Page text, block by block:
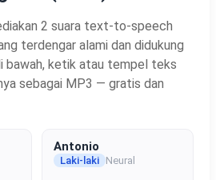
2 suara text-to-speech
terdengar alami dan didukung
bawah, ketik atau tempel teks
sebagai MP3 — gratis dan
Antonio
Laki-laki Neural